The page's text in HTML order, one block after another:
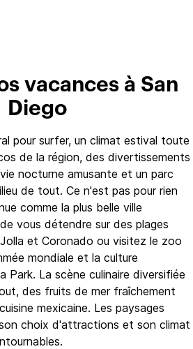
vacances à San
Diego
pour surfer, un climat estival toute
de la région, des divertissements
nocturne amusante et un parc
de tout. Ce n'est pas pour rien
comme la plus belle ville
vous détendre sur des plages
et Coronado ou visitez le zoo
mondiale et la culture
Park. La scène culinaire diversifiée
des fruits de mer fraîchement
mexicaine. Les paysages
choix d'attractions et son climat